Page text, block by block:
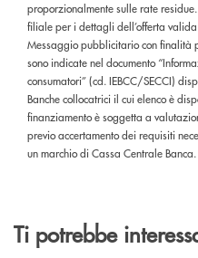
proporzionalmente sulle rate
filiale per i dettagli dell’offerta
Messaggio pubblicitario con finalità
sono indicate nel documento
consumatori” (cd. IEBCC/SECCI)
Banche collocatrici il cui elenco è
finanziamento è soggetta a
previo accertamento dei requisiti
un marchio di Cassa Centrale Banca.
Ti potrebbe